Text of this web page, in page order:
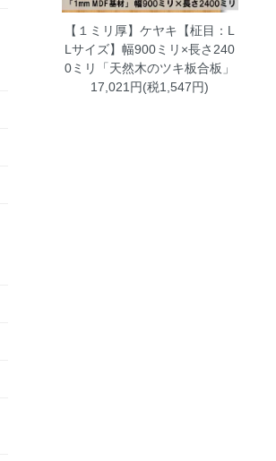
【１ミリ厚】ケヤキ【柾目：L
Lサイズ】幅900ミリ×長さ240
0ミリ「天然木のツキ板合板」
17,021円(税1,547円)